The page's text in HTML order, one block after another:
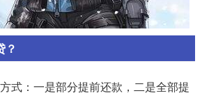
？
式：一是部分提前还款，二是全部提